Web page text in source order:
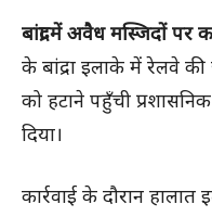
बांद्रा में अवैध मस्जिदों पर
के बांद्रा इलाके में रेलवे
को हटाने पहुँची
दिया।
कार्रवाई के दौरान